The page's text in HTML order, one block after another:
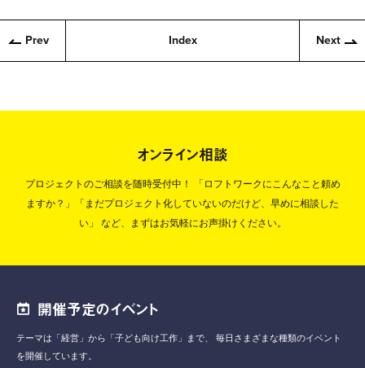
Prev Index Next
オンライン相談
プロジェクトのご相談を随時受付中！
「ロフトワークにこんなこと頼め
ますか？」「まだプロジェクト化していないのだけど、早めに相談した
い」
など、まずはお気軽にお声掛けください。
開催予定のイベント
テーマは「経営」から「子ども向け工作」まで、
毎日さまざまな種類のイベント
を開催しています。